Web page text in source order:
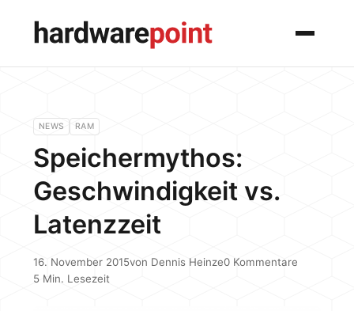
Menü
NEWS RAM
Speichermythos:
Geschwindigkeit vs.
Latenzzeit
16. November 2015von Dennis Heinze0 Kommentare
5 Min. Lesezeit